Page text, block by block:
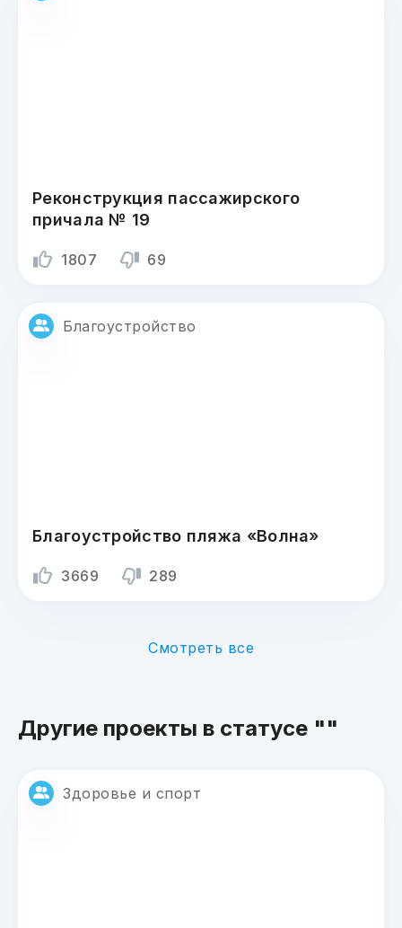
Реконструкция пассажирского
причала № 19
1807 69
Благоустройство
Благоустройство пляжа «Волна»
3669 289
Смотреть все
Другие проекты в статусе ""
Здоровье и спорт